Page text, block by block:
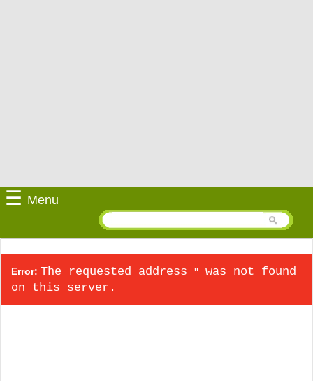
☰ Menu
Error: The requested address ''was not found
on this server.